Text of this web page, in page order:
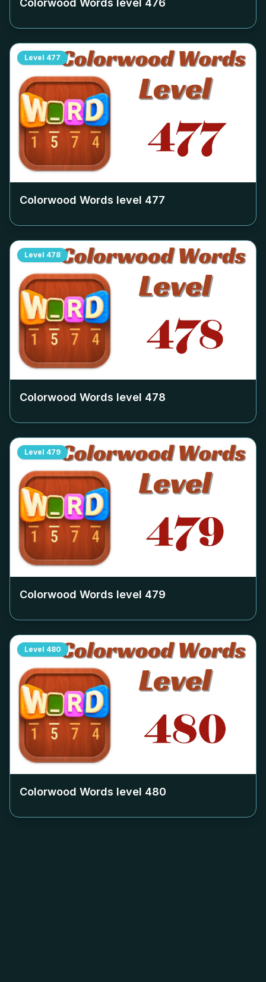
Colorwood Words level 476
Level 477
Colorwood Words level 477
Level 478
Colorwood Words level 478
Level 479
Colorwood Words level 479
Level 480
Colorwood Words level 480